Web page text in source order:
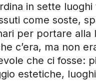
in sette
come soste,
per portare alla
c’era, ma non
che ci fosse:
estetiche,